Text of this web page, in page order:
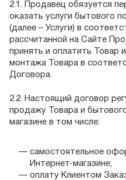
2.1. Продавец обязуется
оказать услуги бытового
(далее – Услуги) в
рассчитанной на Сайте
принять и оплатить Товар
монтажа Товара в
Договора.
2.2. Настоящий договор
продажу Товара и
магазине в том числе:
самостоятельное
Интернет-магазине;
оплату Клиентом